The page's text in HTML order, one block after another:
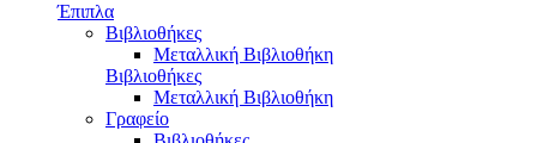
Έπιπλα
Βιβλιοθήκες
Μεταλλική Βιβλιοθήκη
Βιβλιοθήκες
Μεταλλική Βιβλιοθήκη
Γραφείο